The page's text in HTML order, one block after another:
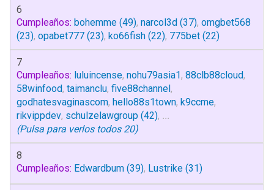
6
Cumpleaños: bohemme (49), narcol3d (37), omgbet568
(23), opabet777 (23), ko66fish (22), 775bet (22)
7
Cumpleaños: luluincense, nohu79asia1, 88clb88cloud,
58winfood, taimanclu, five88channel,
godhatesvaginascom, hello88s1town, k9ccme,
rikvippdev, schulzelawgroup (42), ...
(Pulsa para verlos todos 20)
8
Cumpleaños: Edwardbum (39), Lustrike (31)